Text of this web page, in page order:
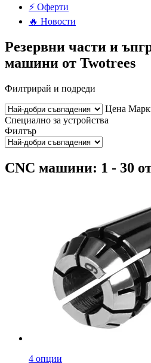
⚡ Оферти
🔥 Новости
Резервни части и
машини от Twotrees
Филтрирай и подреди
Цена
Специално за устройства
Филтър
CNC машини: 1 - 30
4 опции